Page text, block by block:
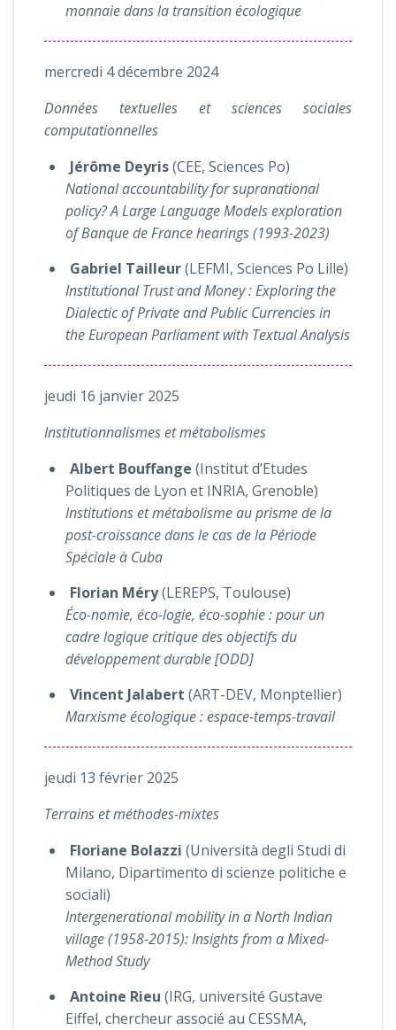
monnaie dans la transition écologique
mercredi 4 décembre 2024
Données textuelles et sciences sociales
computationnelles
Jérôme Deyris(CEE, Sciences Po)
National accountability for supranational
policy? A Large Language Models exploration
of Banque de France hearings (1993-2023)
Gabriel Tailleur(LEFMI, Sciences Po Lille)
Institutional Trust and Money : Exploring the
Dialectic of Private and Public Currencies in
the European Parliament with Textual Analysis
jeudi 16 janvier 2025
Institutionnalismes et métabolismes
Albert Bouffange (Institut d’Etudes
Politiques de Lyon et INRIA, Grenoble)
Institutions et métabolisme au prisme de la
post-croissance dans le cas de la Période
Spéciale à Cuba
Florian Méry(LEREPS, Toulouse)
Éco-nomie, éco-logie, éco-sophie : pour un
cadre logique critique des objectifs du
développement durable [ODD]
Vincent Jalabert (ART-DEV, Monptellier)
Marxisme écologique : espace-temps-travail
jeudi 13 février 2025
Terrains et méthodes-mixtes
Floriane Bolazzi (Università degli Studi di
Milano, Dipartimento di scienze politiche e
sociali)
Intergenerational mobility in a North Indian
village (1958-2015): Insights from a Mixed-
Method Study
Antoine Rieu(IRG, université Gustave
Eiffel, chercheur associé au CESSMA,